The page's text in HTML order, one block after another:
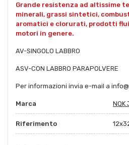
Grande resistenza ad altissime
minerali, grassi sintetici,
aromatici e clorurati, prodotti
motori in genere.
AV-SINGOLO LABBRO
ASV-CON LABBRO PARAPOLVERE
Per informazioni invia e-mail a
Marca NQK
Riferimento